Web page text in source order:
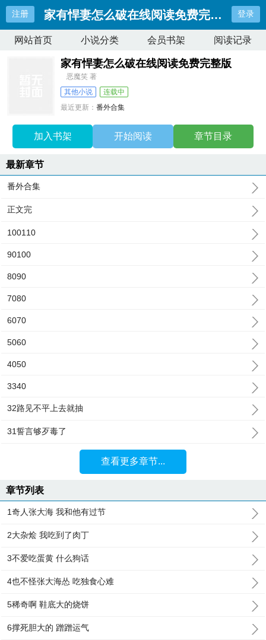
注册 家有悍妻怎么破在线阅读免费完整版 登录
网站首页 小说分类 会员书架 阅读记录
家有悍妻怎么破在线阅读免费完整版
恶魔笑 著
其他小说
连载中
最近更新：番外合集
加入书架 开始阅读 章节目录
最新章节
番外合集
正文完
100110
90100
8090
7080
6070
5060
4050
3340
32路见不平上去就抽
31誓言够歹毒了
查看更多章节...
章节列表
1奇人张大海 我和他有过节
2大杂烩 我吃到了肉丁
3不爱吃蛋黄 什么狗话
4也不怪张大海怂 吃独食心难
5稀奇啊 鞋底大的烧饼
6撑死胆大的 蹭蹭运气